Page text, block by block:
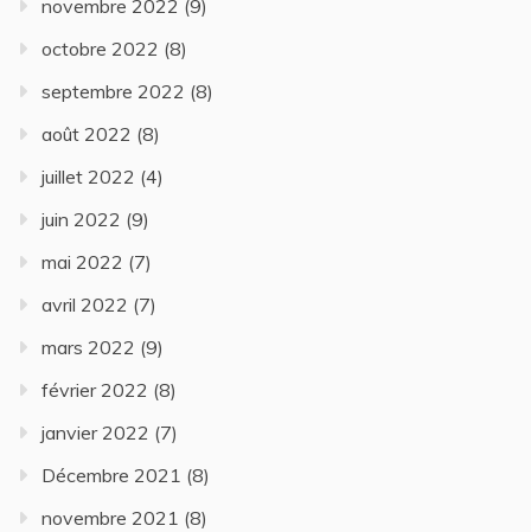
novembre 2022 (9)
octobre 2022 (8)
septembre 2022 (8)
août 2022 (8)
juillet 2022 (4)
juin 2022 (9)
mai 2022 (7)
avril 2022 (7)
mars 2022 (9)
février 2022 (8)
janvier 2022 (7)
Décembre 2021 (8)
novembre 2021 (8)